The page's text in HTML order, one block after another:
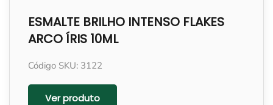
ESMALTE BRILHO INTENSO FLAKES
ARCO ÍRIS 10ML
Código SKU: 3122
Ver produto